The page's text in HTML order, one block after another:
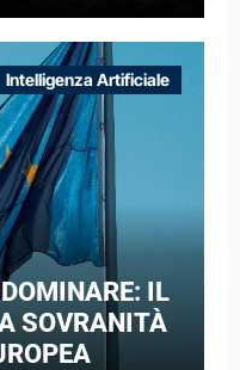
DELLA
Intelligenza Artificiale
IL
SOVRANITÀ